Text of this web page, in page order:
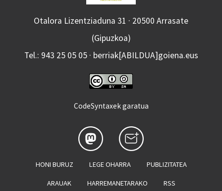
Otalora Lizentziaduna 31 · 20500 Arrasate
(Gipuzkoa)
Tel.: 943 25 05 05 · berriak[ABILDUA]goiena.eus
CodeSyntaxek garatua
HONI BURUZ LEGE OHARRA PUBLIZITATEA
ARAUAK HARREMANETARAKO RSS